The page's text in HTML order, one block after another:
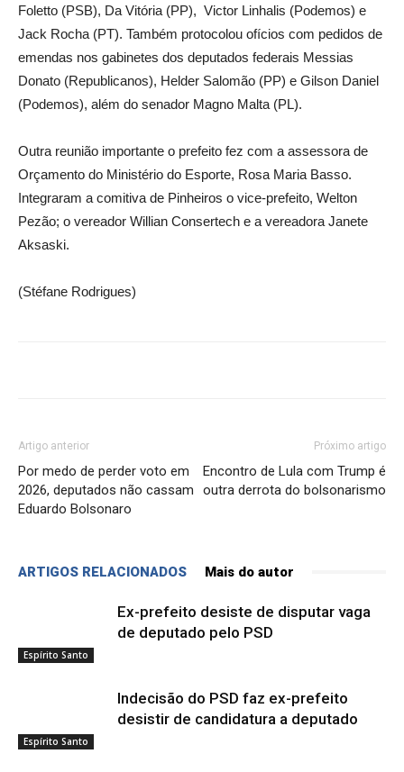
Foletto (PSB), Da Vitória (PP), Victor Linhalis (Podemos) e
Jack Rocha (PT). Também protocolou ofícios com pedidos de
emendas nos gabinetes dos deputados federais Messias
Donato (Republicanos), Helder Salomão (PP) e Gilson Daniel
(Podemos), além do senador Magno Malta (PL).
Outra reunião importante o prefeito fez com a assessora de
Orçamento do Ministério do Esporte, Rosa Maria Basso.
Integraram a comitiva de Pinheiros o vice-prefeito, Welton
Pezão; o vereador Willian Consertech e a vereadora Janete
Aksaski.
(Stéfane Rodrigues)
Artigo anterior
Por medo de perder voto em
2026, deputados não cassam
Eduardo Bolsonaro
Próximo artigo
Encontro de Lula com Trump é
outra derrota do bolsonarismo
ARTIGOS RELACIONADOS Mais do autor
Espírito Santo
Ex-prefeito desiste de disputar vaga
de deputado pelo PSD
Espírito Santo
Indecisão do PSD faz ex-prefeito
desistir de candidatura a deputado